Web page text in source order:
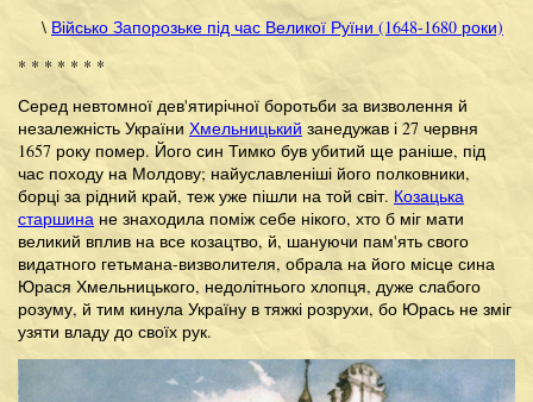
\ Військо Запорозьке під час Великої Руїни (1648-1680 роки)
* * * * * * *
Серед невтомної дев'ятирічної боротьби за визволення й
незалежність України Хмельницький занедужав і 27 червня
1657 року помер. Його син Тимко був убитий ще раніше, під
час походу на Молдову; найуславленіші його полковники,
борці за рідний край, теж уже пішли на той світ. Козацька
старшина не знаходила поміж себе нікого, хто б міг мати
великий вплив на все козацтво, й, шануючи пам'ять свого
видатного гетьмана-визволителя, обрала на його місце сина
Юрася Хмельницького, недолітнього хлопця, дуже слабого
розуму, й тим кинула Україну в тяжкі розрухи, бо Юрась не зміг
узяти владу до своїх рук.